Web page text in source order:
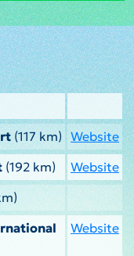
(117 km) Website
(192 km)
Website
Website